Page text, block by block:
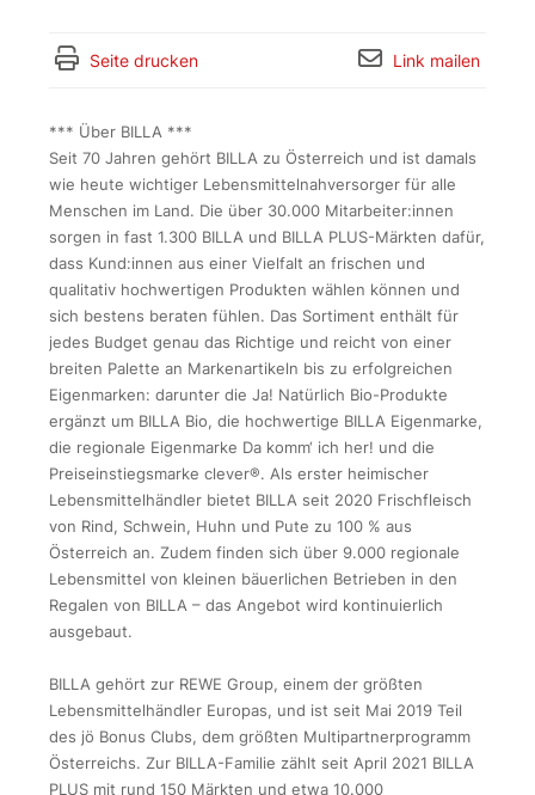
Seite drucken Link mailen
*** Über BILLA ***
Seit 70 Jahren gehört BILLA zu Österreich und ist damals
wie heute wichtiger Lebensmittelnahversorger für alle
Menschen im Land. Die über 30.000 Mitarbeiter:innen
sorgen in fast 1.300 BILLA und BILLA PLUS-Märkten dafür,
dass Kund:innen aus einer Vielfalt an frischen und
qualitativ hochwertigen Produkten wählen können und
sich bestens beraten fühlen. Das Sortiment enthält für
jedes Budget genau das Richtige und reicht von einer
breiten Palette an Markenartikeln bis zu erfolgreichen
Eigenmarken: darunter die Ja! Natürlich Bio-Produkte
ergänzt um BILLA Bio, die hochwertige BILLA Eigenmarke,
die regionale Eigenmarke Da komm‘ ich her! und die
Preiseinstiegsmarke clever®. Als erster heimischer
Lebensmittelhändler bietet BILLA seit 2020 Frischfleisch
von Rind, Schwein, Huhn und Pute zu 100 % aus
Österreich an. Zudem finden sich über 9.000 regionale
Lebensmittel von kleinen bäuerlichen Betrieben in den
Regalen von BILLA – das Angebot wird kontinuierlich
ausgebaut.
BILLA gehört zur REWE Group, einem der größten
Lebensmittelhändler Europas, und ist seit Mai 2019 Teil
des jö Bonus Clubs, dem größten Multipartnerprogramm
Österreichs. Zur BILLA-Familie zählt seit April 2021 BILLA
PLUS mit rund 150 Märkten und etwa 10.000